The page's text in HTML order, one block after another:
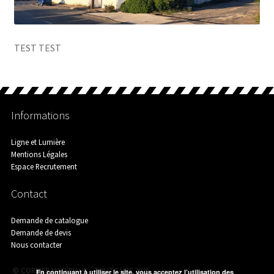
Agence de Chamborigaud
Agence de Saint-Martin-de-Valgalgues
TEST TEST
Informations
Ligne et Lumière
Mentions Légales
Espace Recrutement
Contact
Demande de catalogue
Demande de devis
Nous contacter
© CORBIER MATÉRIAUX - TOUT FAIRE 2026
En continuant à utiliser le site, vous acceptez l’utilisation des